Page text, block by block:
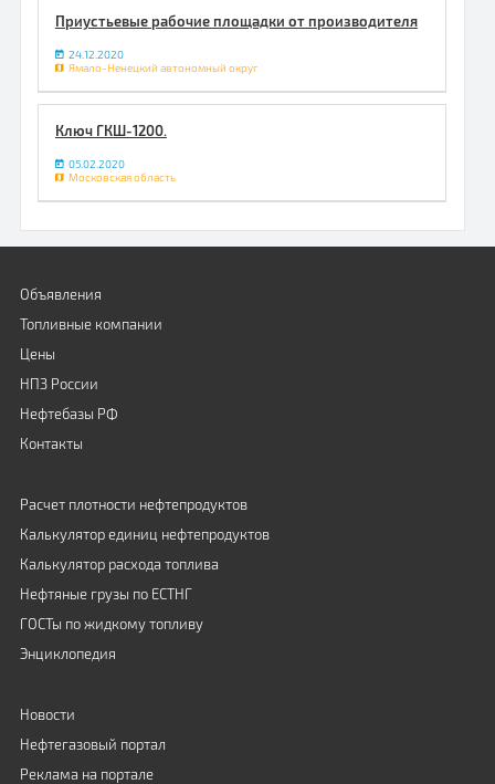
Приустьевые рабочие площадки от производителя
24.12.2020
Ямало-Ненецкий автономный округ
Ключ ГКШ-1200.
05.02.2020
Московская область
Объявления
Топливные компании
Цены
НПЗ России
Нефтебазы РФ
Контакты
Расчет плотности нефтепродуктов
Калькулятор единиц нефтепродуктов
Калькулятор расхода топлива
Нефтяные грузы по ЕСТНГ
ГОСТы по жидкому топливу
Энциклопедия
Новости
Нефтегазовый портал
Реклама на портале